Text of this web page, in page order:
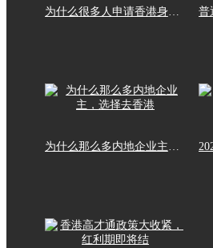
为什么很多人申请香港身份那么容易？